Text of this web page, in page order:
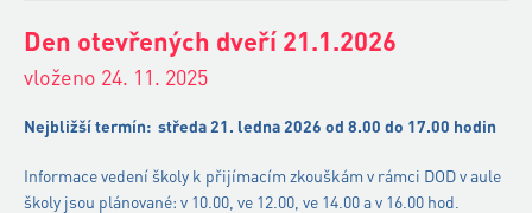
Den otevřených dveří 21.1.2026
vloženo 24. 11. 2025
Nejbližší termín: středa 21. ledna 2026 od 8.00 do 17.00 hodin
Informace vedení školy k přijímacím zkouškám v rámci DOD v aule
školy jsou plánované: v 10.00, ve 12.00, ve 14.00 a v 16.00 hod.